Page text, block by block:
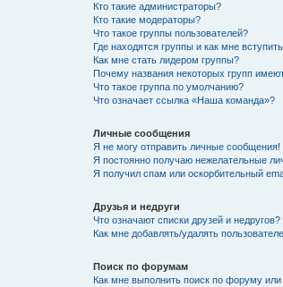
Кто такие администраторы?
Кто такие модераторы?
Что такое группы пользователей?
Где находятся группы и как мне
Как мне стать лидером группы?
Почему названия некоторых групп
Что такое группа по умолчанию?
Что означает ссылка «Наша команда»?
Личные сообщения
Я не могу отправить личные сообщения!
Я постоянно получаю нежелательные
Я получил спам или оскорбительный
Друзья и недруги
Что означают списки друзей и недругов?
Как мне добавлять/удалять
Поиск по форумам
Как мне выполнить поиск по форуму